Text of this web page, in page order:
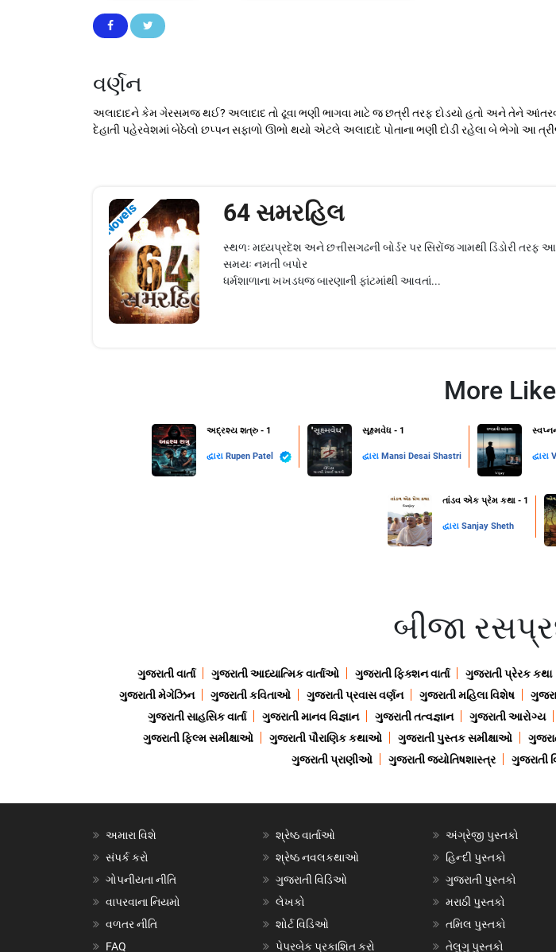
વર્ણન
અલાદાદને કેમ ગેરસમજ થઈ? અલાદાદ તો ઢૂવા ભણી ભાગવા માટે જ છત્રી તરફ દોડયો હતો અને તેને
દેહાતી પહેરવેશમાં બેઠેલો છપ્પન સફાળો ઊભો થયો એટલે અલાદાદે પોતાના ભણી દોડી રહેલા બે ભેગો આ
Novels 64 સમરહિલ
સ્થળઃ મધ્યપ્રદેશ અને છત્તીસગઢની બોર્ડર પર સિરોંજ ગામથી ડિંડોરી
સમયઃ નમતી બપોર
ધર્મશાળાના ખખડધજ બારણાની ફાંટમાંથી આવતાં...
More
અદ્રશ્ય શત્રુ - 1
દ્વારા Rupen Patel
સૂક્ષ્મવેધ - 1
દ્વારા Mansi Desai Shastri દ્વારા
તાંડવ એક પ્રેમ કથા - 1
દ્વારા Sanjay Sheth
બીજા
ગુજરાતી વાર્તા ગુજરાતી આધ્યાત્મિક વાર્તાઓ ગુજરાતી ફિક્શન વાર્તા ગુજરાતી પ્રેરક કથા
ગુજરાતી મેગેઝિન
ગુજરાતી કવિતાઓ ગુજરાતી પ્રવાસ વર્ણન ગુજરાતી મહિલા વિશેષ
ગુજરાતી સાહસિક વાર્તા
ગુજરાતી માનવ વિજ્ઞાન ગુજરાતી તત્વજ્ઞાન ગુજરાતી આરોગ્ય
ગુજરાતી ફિલ્મ સમીક્ષાઓ
ગુજરાતી પૌરાણિક કથાઓ ગુજરાતી પુસ્તક સમીક્ષાઓ
ગુજરાતી પ્રાણીઓ
ગુજરાતી જ્યોતિષશાસ્ત્ર ગુજરાતી
અમારા વિશે
સંપર્ક કરો
ગોપનીયતા નીતિ
વાપરવાના નિયમો
વળતર નીતિ
FAQ
શ્રેષ્ઠ વાર્તાઓ
શ્રેષ્ઠ નવલકથાઓ
ગુજરાતી વિડિઓ
લેખકો
શોર્ટ વિડિઓ
પેપરબેક પ્રકાશિત કરો
અંગ્રેજી પુસ્તકો
હિન્દી પુસ્તકો
ગુજરાતી પુસ્તકો
મરાઠી પુસ્તકો
તમિલ પુસ્તકો
તેલુગુ પુસ્તકો